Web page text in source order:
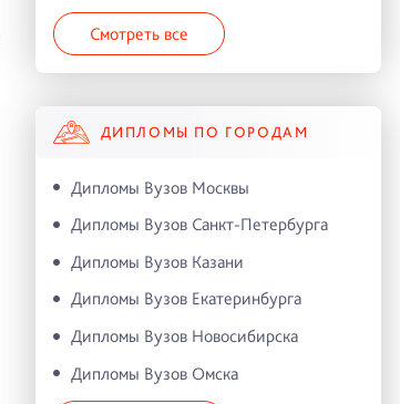
Смотреть все
ДИПЛОМЫ ПО ГОРОДАМ
Дипломы Вузов Москвы
Дипломы Вузов Санкт-Петербурга
Дипломы Вузов Казани
Дипломы Вузов Екатеринбурга
Дипломы Вузов Новосибирска
Дипломы Вузов Омска